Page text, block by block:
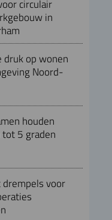
circulair
in
druk op wonen
Noord-
houden
5 graden
voor